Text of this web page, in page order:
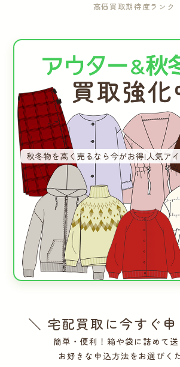
高価買取期待度ランク
＼ 宅配買取に今すぐ
簡単・便利！箱や袋に詰めて送
お好きな申込方法をお選びく